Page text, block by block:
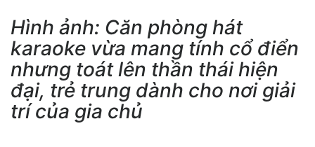
Hình ảnh: Căn phòng hát
karaoke vừa mang tính cổ điển
nhưng toát lên thần thái hiện
đại, trẻ trung dành cho nơi giải
trí của gia chủ